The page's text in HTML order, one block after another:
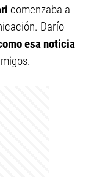
comenzaba a
Darío
esa noticia